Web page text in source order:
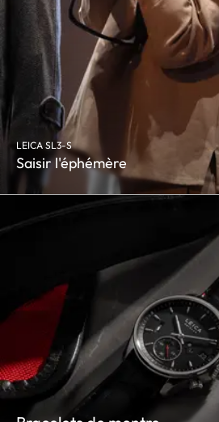
LEICA SL3-S
Saisir l'éphémère